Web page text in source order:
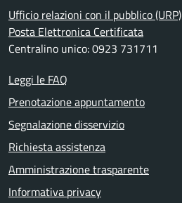
Ufficio relazioni con il pubblico (URP)
Posta Elettronica Certificata
Centralino unico: 0923 731711
Leggi le FAQ
Prenotazione appuntamento
Segnalazione disservizio
Richiesta assistenza
Amministrazione trasparente
Informativa privacy